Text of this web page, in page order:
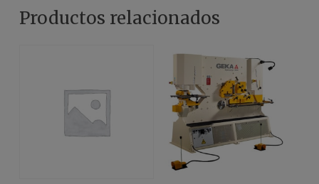
Productos relacionados